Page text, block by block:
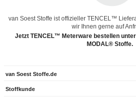
van Soest Stoffe ist offizieller TENCEL™
wir Ihnen gerne auf
Jetzt TENCEL™ Meterware bestellen
MODAL® Stoffe.
van Soest Stoffe.de
Stoffkunde